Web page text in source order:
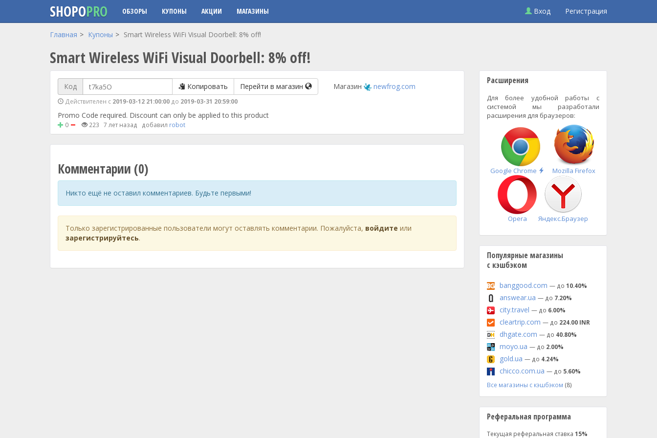
Перейти к основному содержанию
SHOPOPRO ОБЗОРЫ КУПОНЫ АКЦИИ МАГАЗИНЫ Вход Регистрация
Главная Купоны Smart Wireless WiFi Visual Doorbell: 8% off!
Smart Wireless WiFi Visual Doorbell: 8% off!
Код Копировать Перейти в магазин
Действителен с 2019-03-12 21:00:00 до 2019-03-31 20:59:00
Магазин newfrog.com
Promo Code required. Discount can only be applied to this product
0 223 7 лет назад добавил robot
Комментарии (0)
Никто ещё не оставил комментариев. Будьте первыми!
Только зарегистрированные пользователи могут оставлять комментарии. Пожалуйста, войдите или
зарегистрируйтесь.
Расширения
Для более удобной работы с
системой мы разработали
расширения для браузеров:
Google Chrome
Быстрая
установка
Mozilla Firefox
Opera Яндекс.Браузер
Популярные магазины
с кэшбэком
banggood.com — до 10.40%
answear.ua — до 7.20%
city.travel — до 6.00%
cleartrip.com — до 224.00 INR
dhgate.com — до 40.80%
moyo.ua — до 2.00%
gold.ua — до 4.24%
chicco.com.ua — до 5.60%
Все магазины с кэшбэком (8)
Реферальная программа
Текущая реферальная ставка 15%